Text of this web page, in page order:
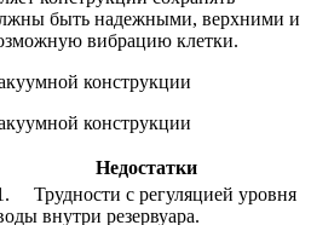
быть надежными, верхними и
вибрацию клетки.
конструкции
конструкции
Недостатки
Трудности с регуляцией уровня
внутри резервуара.